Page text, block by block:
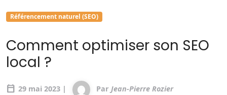
Référencement naturel (SEO)
Comment optimiser son SEO
local ?
calendar_today 29 mai 2023 | Par Jean-Pierre Rozier